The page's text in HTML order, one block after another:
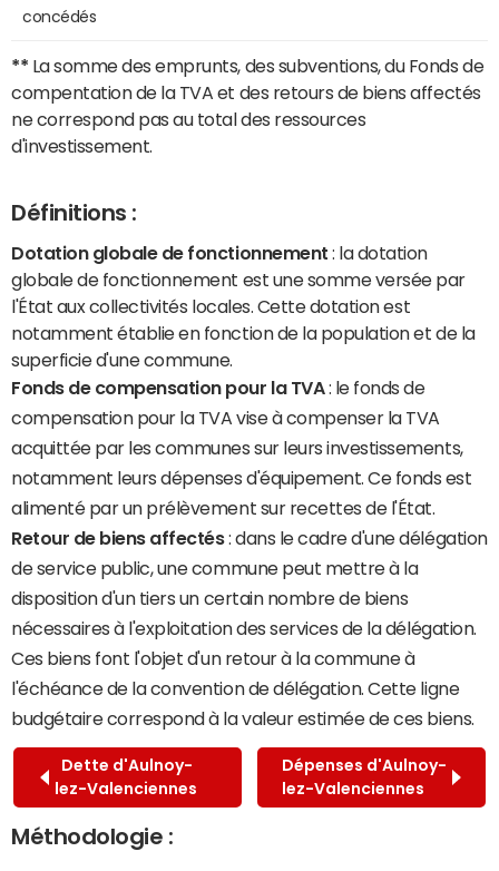
concédés
** La somme des emprunts, des subventions, du Fonds de
compentation de la TVA et des retours de biens affectés
ne correspond pas au total des ressources
d'investissement.
Définitions :
Dotation globale de fonctionnement : la dotation
globale de fonctionnement est une somme versée par
l'État aux collectivités locales. Cette dotation est
notamment établie en fonction de la population et de la
superficie d'une commune.
Fonds de compensation pour la TVA: le fonds de
compensation pour la TVA vise à compenser la TVA
acquittée par les communes sur leurs investissements,
notamment leurs dépenses d'équipement. Ce fonds est
alimenté par un prélèvement sur recettes de l'État.
Retour de biens affectés: dans le cadre d'une délégation
de service public, une commune peut mettre à la
disposition d'un tiers un certain nombre de biens
nécessaires à l'exploitation des services de la délégation.
Ces biens font l'objet d'un retour à la commune à
l'échéance de la convention de délégation. Cette ligne
budgétaire correspond à la valeur estimée de ces biens.
Dette d'Aulnoy-
lez-Valenciennes
Dépenses d'Aulnoy-
lez-Valenciennes
Méthodologie :